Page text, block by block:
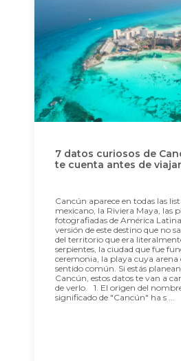
7 datos curiosos de
te cuenta antes de viajar
Cancún aparece en todas las
mexicano, la Riviera Maya, las
fotografiadas de América
versión de este destino que no
del territorio que era
serpientes, la ciudad que fue
ceremonia, la playa cuya arena
sentido común. Si estás
Cancún, estos datos te van a
de verlo. 1. El origen del
significado de "Cancún" ha s ...